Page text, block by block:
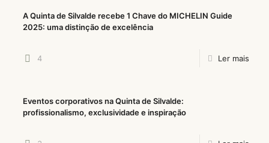
A Quinta de Silvalde recebe 1 Chave do MICHELIN Guide
2025: uma distinção de excelência
4 Ler mais
Eventos corporativos na Quinta de Silvalde:
profissionalismo, exclusividade e inspiração